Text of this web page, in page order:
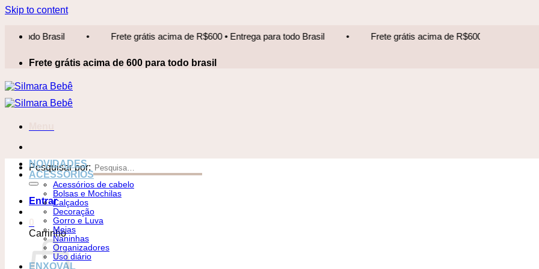
Skip to content
Brasil • Frete grátis acima de R$600 • Entrega para todo Brasil • Frete grátis acima de R$600 • Entrega para todo
Frete grátis acima de 600 para todo brasil
Pesquisar por:
Entrar
Carrinho
NOVIDADES
ACESSÓRIOS
Acessórios de cabelo
Bolsas e Mochilas
Calçados
Decoração
Gorro e Luva
Meias
Naninhas
Organizadores
Uso diário
ENXOVAL